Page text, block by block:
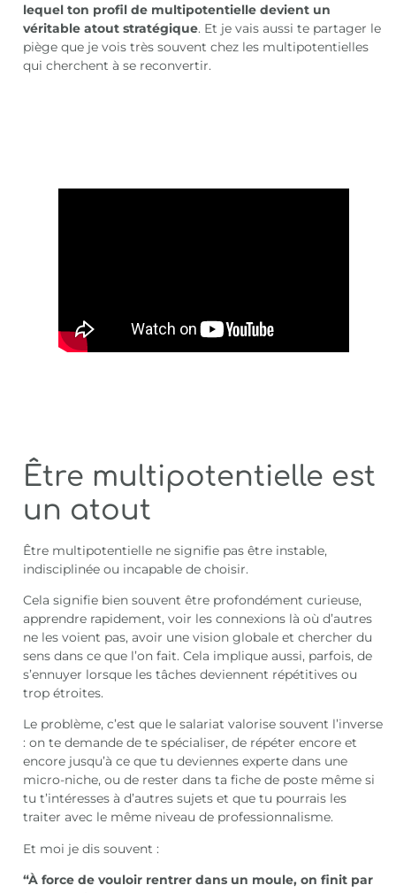
lequel ton profil de multipotentielle devient un
véritable atout stratégique. Et je vais aussi te partager le
piège que je vois très souvent chez les multipotentielles
qui cherchent à se reconvertir.
Être multipotentielle est
un atout
Être multipotentielle ne signifie pas être instable,
indisciplinée ou incapable de choisir.
Cela signifie bien souvent être profondément curieuse,
apprendre rapidement, voir les connexions là où d’autres
ne les voient pas, avoir une vision globale et chercher du
sens dans ce que l’on fait. Cela implique aussi, parfois, de
s’ennuyer lorsque les tâches deviennent répétitives ou
trop étroites.
Le problème, c’est que le salariat valorise souvent l’inverse
: on te demande de te spécialiser, de répéter encore et
encore jusqu’à ce que tu deviennes experte dans une
micro-niche, ou de rester dans ta fiche de poste même si
tu t’intéresses à d’autres sujets et que tu pourrais les
traiter avec le même niveau de professionnalisme.
Et moi je dis souvent :
“À force de vouloir rentrer dans un moule, on finit par